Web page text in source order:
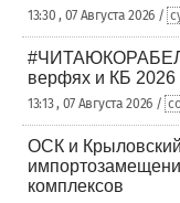
13:30 , 07 Августа 2026 /
#ЧИТАЮКОРАБЕЛ
верфях и КБ 2026
13:13 , 07 Августа 2026 /
ОСК и
комплексов